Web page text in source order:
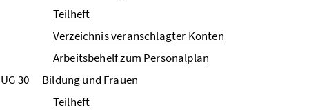
Teilheft
Verzeichnis veranschlagter Konten
Arbeitsbehelf zum Personalplan
UG 30
Bildung und Frauen
Teilheft